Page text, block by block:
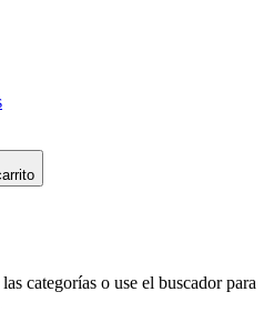
categorías o use el buscador para